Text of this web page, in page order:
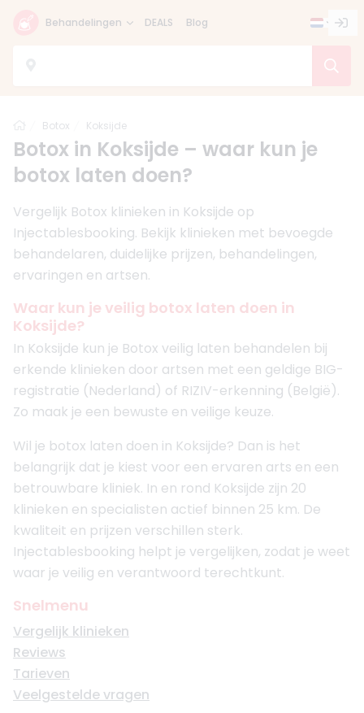
Behandelingen DEALS Blog
Home
Botox Koksijde
Botox in Koksijde – waar kun je
botox laten doen?
Vergelijk Botox klinieken in Koksijde op
Injectablesbooking. Bekijk klinieken met bevoegde
behandelaren, duidelijke prijzen, behandelingen,
ervaringen en artsen.
Waar kun je veilig botox laten doen in
Koksijde?
In Koksijde kun je Botox veilig laten behandelen bij
erkende klinieken door artsen met een geldige BIG-
registratie (Nederland) of RIZIV-erkenning (België).
Zo maak je een bewuste en veilige keuze.
Wil je botox laten doen in Koksijde? Dan is het
belangrijk dat je kiest voor een ervaren arts en een
betrouwbare kliniek. In en rond Koksijde zijn 20
klinieken en specialisten actief binnen 25 km. De
kwaliteit en prijzen verschillen sterk.
Injectablesbooking helpt je vergelijken, zodat je weet
waar je veilig en verantwoord terechtkunt.
Snelmenu
Vergelijk klinieken
Reviews
Tarieven
Veelgestelde vragen